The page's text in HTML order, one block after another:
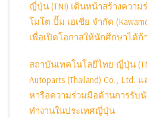
ญี่ปุ่น (TNI) เดินหน้าสร้างควา
โมโต ปั๊ม เอเชีย จำกัด
เพื่อเปิดโอกาสให้นักศึกษาได้ก้
สถาบันเทคโนโลยีไทย-ญี่ปุ่น
Autoparts (Thailand) Co., Ltd. แ
หารือความร่วมมือด้านการรับ
ทำงานในประเทศญี่ปุ่น